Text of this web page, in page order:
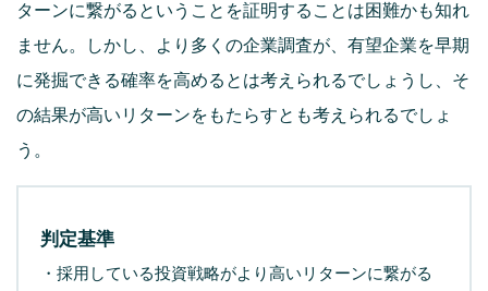
ターンに繋がるということを証明することは困難かも知れ
ません。しかし、より多くの企業調査が、有望企業を早期
に発掘できる確率を高めるとは考えられるでしょうし、そ
の結果が高いリターンをもたらすとも考えられるでしょ
う。
判定基準
・採用している投資戦略がより高いリターンに繋がる